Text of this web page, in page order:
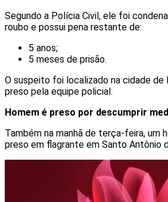
Segundo a Polícia Civil, ele foi
roubo e possui pena restante de:
5 anos;
5 meses de prisão.
O suspeito foi localizado na cidade de
preso pela equipe policial.
Homem é preso por descumprir
Também na manhã de terça-feira, um
preso em flagrante em Santo Antônio